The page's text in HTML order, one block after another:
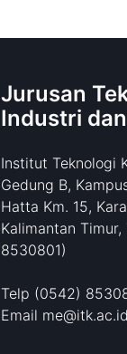
Jurusan
Industri
Institut Teknologi
Gedung B,
Hatta Km. 15,
Kalimantan
8530801)
Telp (0542)
Email me@itk.ac.id